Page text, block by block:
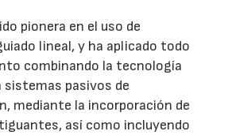
pionera en el uso de
lineal, y ha aplicado todo
combinando la tecnología
sistemas pasivos de
mediante la incorporación de
así como incluyendo